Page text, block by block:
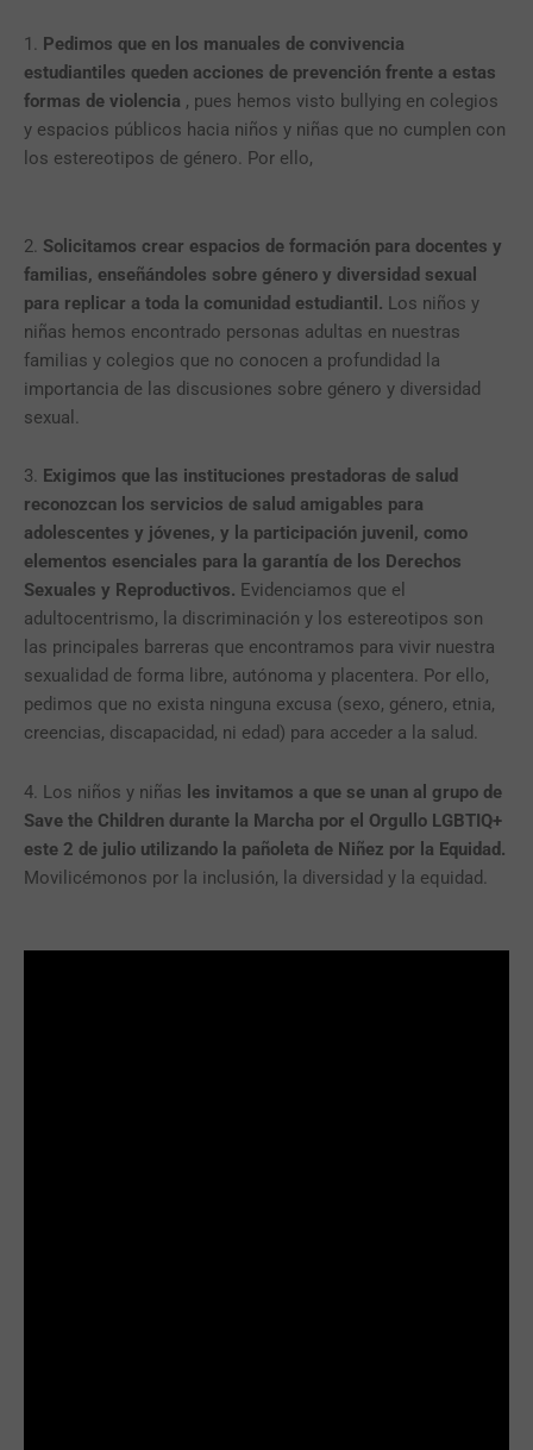
1. Pedimos que en los manuales de convivencia
estudiantiles queden acciones de prevención frente a estas
formas de violencia , pues hemos visto bullying en colegios
y espacios públicos hacia niños y niñas que no cumplen con
los estereotipos de género. Por ello,
2. Solicitamos crear espacios de formación para docentes y
familias, enseñándoles sobre género y diversidad sexual
para replicar a toda la comunidad estudiantil. Los niños y
niñas hemos encontrado personas adultas en nuestras
familias y colegios que no conocen a profundidad la
importancia de las discusiones sobre género y diversidad
sexual.
3. Exigimos que las instituciones prestadoras de salud
reconozcan los servicios de salud amigables para
adolescentes y jóvenes, y la participación juvenil, como
elementos esenciales para la garantía de los Derechos
Sexuales y Reproductivos. Evidenciamos que el
adultocentrismo, la discriminación y los estereotipos son
las principales barreras que encontramos para vivir nuestra
sexualidad de forma libre, autónoma y placentera. Por ello,
pedimos que no exista ninguna excusa (sexo, género, etnia,
creencias, discapacidad, ni edad) para acceder a la salud.
4. Los niños y niñas les invitamos a que se unan al grupo de
Save the Children durante la Marcha por el Orgullo LGBTIQ+
este 2 de julio utilizando la pañoleta de Niñez por la Equidad.
Movilicémonos por la inclusión, la diversidad y la equidad.